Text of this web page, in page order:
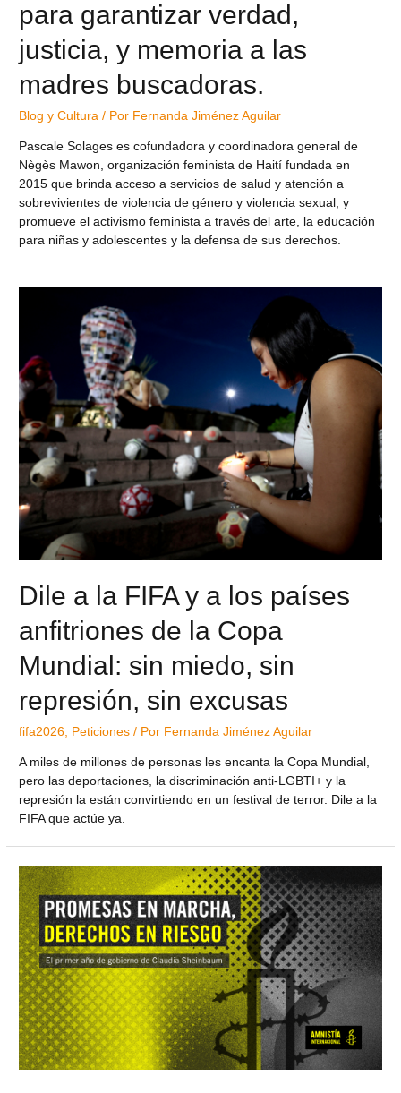
para garantizar verdad,
justicia, y memoria a las
madres buscadoras.
Blog y Cultura / Por Fernanda Jiménez Aguilar
Pascale Solages es cofundadora y coordinadora general de
Nègès Mawon, organización feminista de Haití fundada en
2015 que brinda acceso a servicios de salud y atención a
sobrevivientes de violencia de género y violencia sexual, y
promueve el activismo feminista a través del arte, la educación
para niñas y adolescentes y la defensa de sus derechos.
Dile a la FIFA y a los países
anfitriones de la Copa
Mundial: sin miedo, sin
represión, sin excusas
fifa2026, Peticiones / Por Fernanda Jiménez Aguilar
A miles de millones de personas les encanta la Copa Mundial,
pero las deportaciones, la discriminación anti-LGBTI+ y la
represión la están convirtiendo en un festival de terror. Dile a la
FIFA que actúe ya.